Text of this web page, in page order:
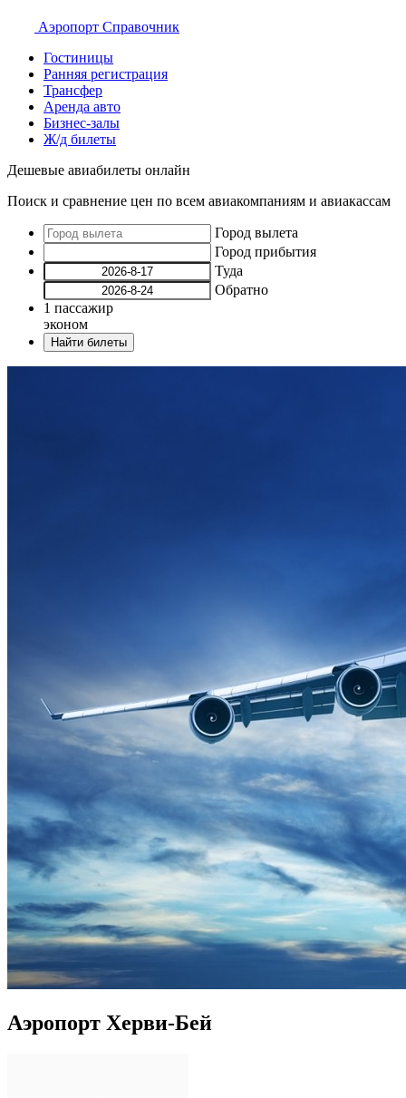
Аэропорт Справочник
Гостиницы
Ранняя регистрация
Трансфер
Аренда авто
Бизнес-залы
Ж/д билеты
Дешевые авиабилеты онлайн
Поиск и сравнение цен по всем авиакомпаниям и авиакассам
Город вылета
Город прибытия
Туда
Обратно
1 пассажир
эконом
Найти билеты
Аэропорт Херви-Бей